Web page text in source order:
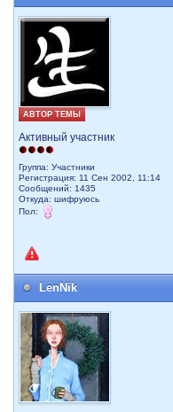
АВТОР ТЕМЫ
Активный участник
Группа: Участники
Регистрация: 11 Сен 2002, 11:14
Сообщений: 1435
Откуда: шифруюсь
Пол:
LenNik